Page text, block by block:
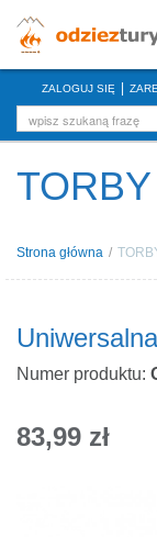
ZALOGUJ SIĘ
Strona główna /
Numer produktu:
83,99 zł